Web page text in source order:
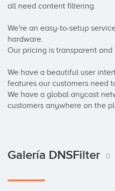
all need content filtering.
We're an easy-to-setup
hardware.
Our pricing is transparent and
We have a beautiful user
features our customers need
We have a global anycast
customers anywhere on the
Galería DNSFilter 0